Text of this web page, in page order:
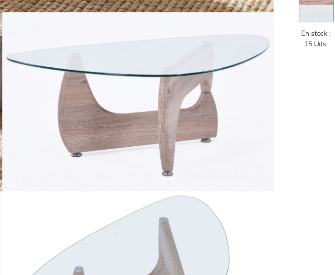
En stock :
15 Uds.